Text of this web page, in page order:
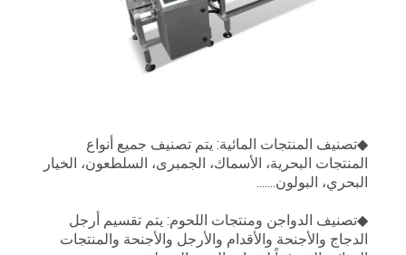
◆تصنيف المنتجات المائية: يتم تصنيف جميع أنواع
المنتجات البحرية، الأسماك، الجمبرى، السلطعون، الخيار
البحري، البولون.......
◆تصنيف الدواجن ومنتجات اللحوم: يتم تقسيم أرجل
الدجاج والأجنحة والأقدام والأرجل والأجنحة والمنتجات